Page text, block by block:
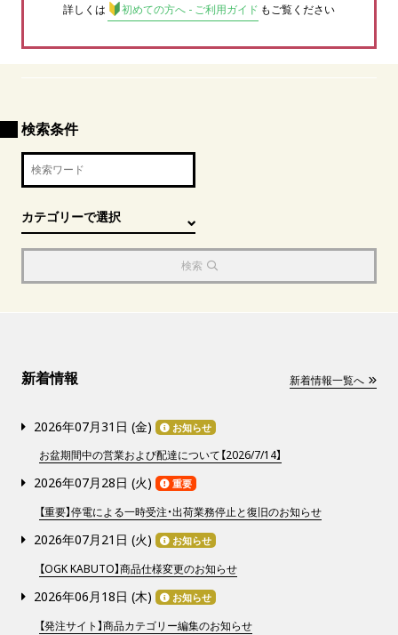
詳しくは
初めての方へ - ご利用ガイド もご覧ください
検索条件
検索
新着情報 新着情報一覧へ
2026年07月31日 (金) お知らせ
お盆期間中の営業および配達について【2026/7/14】
2026年07月28日 (火) 重要
【重要】停電による一時受注・出荷業務停止と復旧のお知らせ
2026年07月21日 (火) お知らせ
【OGK KABUTO】商品仕様変更のお知らせ
2026年06月18日 (木) お知らせ
【発注サイト】商品カテゴリー編集のお知らせ